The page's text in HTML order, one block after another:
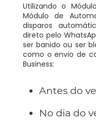
​Utilizando o
Módulo de
disparos
direto pelo
ser banido ou ser
como o envio de
Business:
Antes do
No dia do